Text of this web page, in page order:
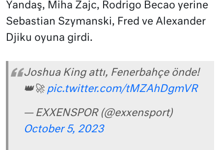
Yandaş, Miha Zajc, Rodrigo Becao yerine
Sebastian Szymanski, Fred ve Alexander
Djiku oyuna girdi.
Joshua King attı, Fenerbahçe önde!
👑🚀 pic.twitter.com/tMZAhDgmVR
— EXXENSPOR (@exxensport)
October 5, 2023